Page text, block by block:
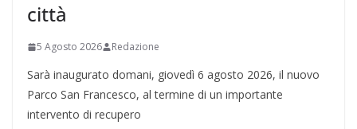
città
5 Agosto 2026 Redazione
Sarà inaugurato domani, giovedì 6 agosto 2026, il nuovo
Parco San Francesco, al termine di un importante
intervento di recupero